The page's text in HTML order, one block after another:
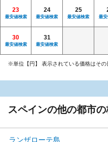
23
最安値検索
24
最安値検索
25
最安値検索 最
30
最安値検索
31
最安値検索
※単位【円】 表示されている価格はその
スペインの他の都市
ランザローテ島